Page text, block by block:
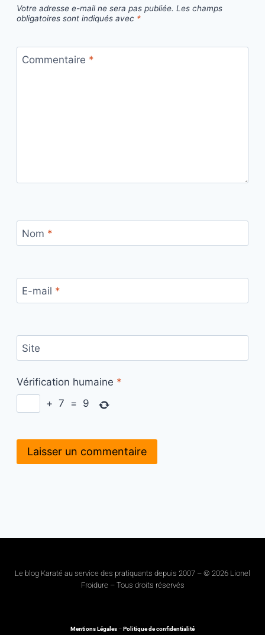
Votre adresse e-mail ne sera pas publiée. Les champs
obligatoires sont indiqués avec *
Commentaire *
Nom *
E-mail *
Site
Vérification humaine *
+ 7 = 9
Le blog Karaté au service des pratiquants depuis 2007 – © 2026 Lionel
Froidure – Tous droits réservés
Mentions Légales –Politique de confidentialité